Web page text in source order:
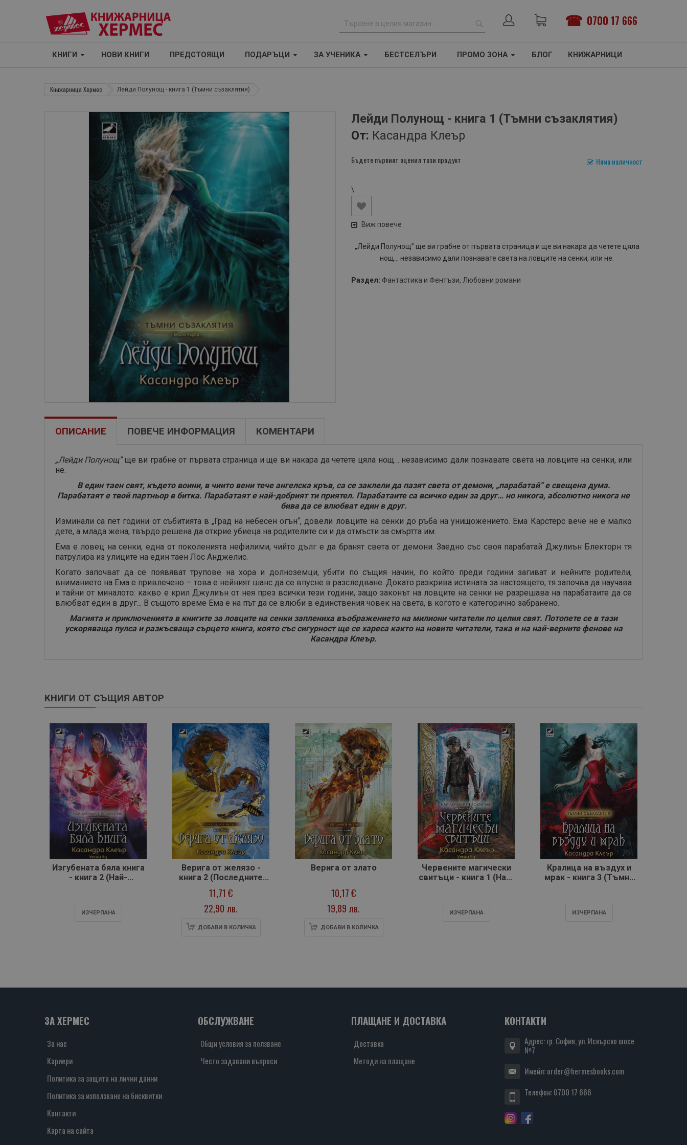
0700 17 666
р
ТЪРСЕНЕ
КНИГИ НОВИ КНИГИ ПРЕДСТОЯЩИ ПОДАРЪЦИ ЗА УЧЕНИКА БЕСТСЕЛЪРИ ПРОМО ЗОНА БЛОГ КНИЖАРНИЦИ
Книжарница Хермес Лейди Полунощ - книга 1 (Тъмни съзаклятия)
Лейди Полунощ - книга 1 (Тъмни съзаклятия)
От: Касандра Клеър
Няма наличност
Бъдете първият оценил този продукт
\
Виж повече
„Лейди Полунощ” ще ви грабне от първата страница и ще ви накара да четете цяла
нощ… независимо дали познавате света на ловците на сенки, или не.
Раздел: Фантастика и Фентъзи, Любовни романи
ОПИСАНИЕ ПОВЕЧЕ ИНФОРМАЦИЯ КОМЕНТАРИ
„Лейди Полунощ”ще ви грабне от първата страница и ще ви накара да четете цяла нощ… независимо дали познавате света на ловците на сенки, или
не.
В един таен свят, където воини, в чиито вени тече ангелска кръв, са се заклели да пазят света от демони, „парабатай“ е свещена дума.
Парабатаят е твой партньор в битка. Парабатаят е най-добрият ти приятел. Парабатаите са всичко един за друг… но никога, абсолютно никога не
бива да се влюбват един в друг.
Изминали са пет години от събитията в „Град на небесен огън“, довели ловците на сенки до ръба на унищожението. Ема Карстерс вече не е малко
дете, а млада жена, твърдо решена да открие убиеца на родителите си и да отмъсти за смъртта им.
Ема е ловец на сенки, една от поколенията нефилими, чийто дълг е да бранят света от демони. Заедно със своя парабатай Джулиън Блекторн тя
патрулира из улиците на един таен Лос Анджелис.
Когато започват да се появяват трупове на хора и долноземци, убити по същия начин, по който преди години загиват и нейните родители,
вниманието на Ема е привлечено – това е нейният шанс да се впусне в разследване. Докато разкрива истината за настоящето, тя започва да научава
и тайни от миналото: какво е крил Джулиън от нея през всички тези години, защо законът на ловците на сенки не разрешава на парабатаите да се
влюбват един в друг... В същото време Ема е на път да се влюби в единствения човек на света, в когото е категорично забранено.
Магията и приключенията в книгите за ловците на сенки заплениха въображението на милиони читатели по целия свят. Потопете се в тази
ускоряваща пулса и разкъсваща сърцето книга, която със сигурност ще се хареса както на новите читатели, така и на най-верните фенове на
Касандра Клеър.
КНИГИ ОТ СЪЩИЯ АВТОР
Изгубената бяла книга
- книга 2 (Най-
ИЗЧЕРПАНA
Верига от желязо -
книга 2 (Последните
часове)
11,71 €
22,90 лв.
ДОБАВИ В КОЛИЧКА
Верига от злато
10,17 €
19,89 лв.
ДОБАВИ В КОЛИЧКА
Червените магически
свитъци - книга 1 (Най-
ИЗЧЕРПАНA
Кралица на въздух и
мрак - книга 3 (Тъмни
ИЗЧЕРПАНA
ЗА ХЕРМЕС
За нас
Кариери
Политика за защита на лични данни
Политика за използване на бисквитки
Контакти
Карта на сайта
ОБСЛУЖВАНЕ
Общи условия за ползване
Често задавани въпроси
ПЛАЩАНЕ И ДОСТАВКА
Доставка
Методи на плащане
КОНТАКТИ
Адрес: гр. София, ул. Искърско шосе
№7
Имейл:order@hermesbooks.com
Телефон:0700 17 666